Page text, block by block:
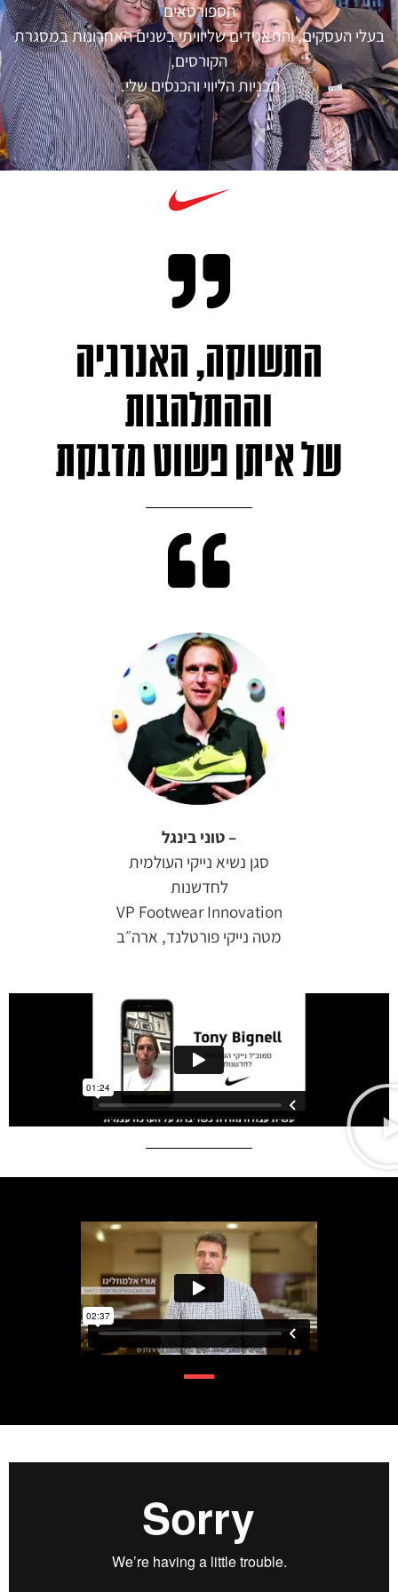
הספורטאים
בעלי העסקים, והתאגידים שליוויתי בשנים האחרונות במסגרת
הקורסים,
תכניות הליווי והכנסים שלי.
התשוקה, האנרגיה
וההתלהבות
של איתן פשוט מדבקת
– טוני בינגל
סגן נשיא נייקי העולמית
לחדשנות
VP Footwear Innovation
מטה נייקי פורטלנד, ארה״ב